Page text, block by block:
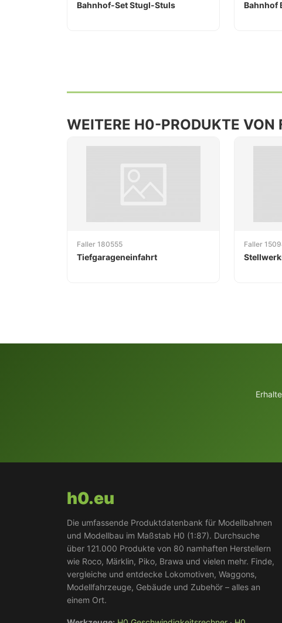
Bahnhof-Set Stugl-Stuls Bahnhof
WEITERE H0-PRODUKTE VON
Faller 180555
Tiefgarageneinfahrt
Faller
h0.eu
Die umfassende Produktdatenbank für Modellbahnen
und Modellbau im Maßstab H0 (1:87). Durchsuche
über 121.000 Produkte von 80 namhaften Herstellern
wie Roco, Märklin, Piko, Brawa und vielen mehr. Finde,
vergleiche und entdecke Lokomotiven, Waggons,
Modellfahrzeuge, Gebäude und Zubehör – alles an
einem Ort.